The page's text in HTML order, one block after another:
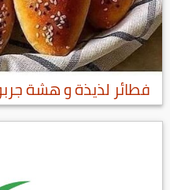
فطائر لذيذة و هشة